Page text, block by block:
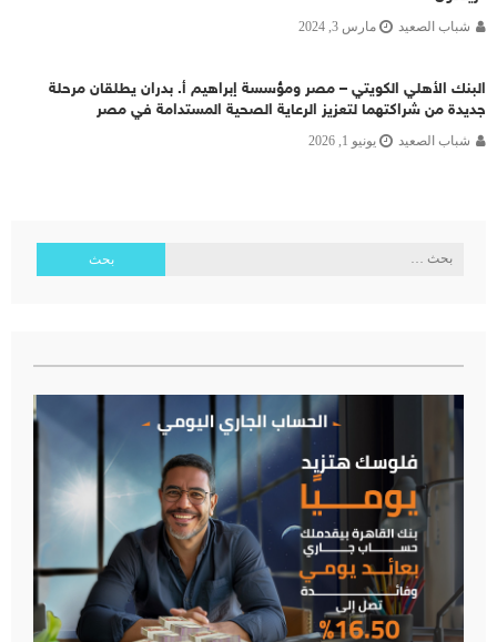
شباب الصعيد مارس 3, 2024
البنك الأهلي الكويتي – مصر ومؤسسة إبراهيم أ. بدران يطلقان مرحلة
جديدة من شراكتهما لتعزيز الرعاية الصحية المستدامة في مصر
شباب الصعيد يونيو 1, 2026
البحث